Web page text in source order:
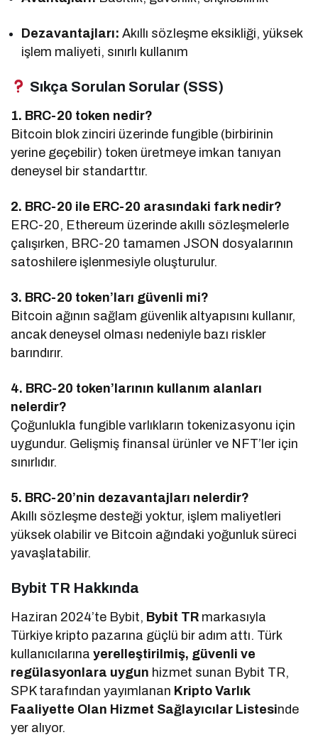
Dezavantajları: Akıllı sözleşme eksikliği, yüksek
işlem maliyeti, sınırlı kullanım
Sıkça Sorulan Sorular (SSS)
1. BRC-20 token nedir?
Bitcoin blok zinciri üzerinde fungible (birbirinin
yerine geçebilir) token üretmeye imkan tanıyan
deneysel bir standarttır.
2. BRC-20 ile ERC-20 arasındaki fark nedir?
ERC-20, Ethereum üzerinde akıllı sözleşmelerle
çalışırken, BRC-20 tamamen JSON dosyalarının
satoshilere işlenmesiyle oluşturulur.
3. BRC-20 token’ları güvenli mi?
Bitcoin ağının sağlam güvenlik altyapısını kullanır,
ancak deneysel olması nedeniyle bazı riskler
barındırır.
4. BRC-20 token’larının kullanım alanları
nelerdir?
Çoğunlukla fungible varlıkların tokenizasyonu için
uygundur. Gelişmiş finansal ürünler ve NFT’ler için
sınırlıdır.
5. BRC-20’nin dezavantajları nelerdir?
Akıllı sözleşme desteği yoktur, işlem maliyetleri
yüksek olabilir ve Bitcoin ağındaki yoğunluk süreci
yavaşlatabilir.
Bybit TR Hakkında
Haziran 2024’te Bybit, Bybit TR markasıyla
Türkiye kripto pazarına güçlü bir adım attı. Türk
kullanıcılarınayerelleştirilmiş, güvenli ve
regülasyonlara uygun hizmet sunan Bybit TR,
SPK tarafından yayımlanan Kripto Varlık
Faaliyette Olan Hizmet Sağlayıcılar Listesinde
yer alıyor.